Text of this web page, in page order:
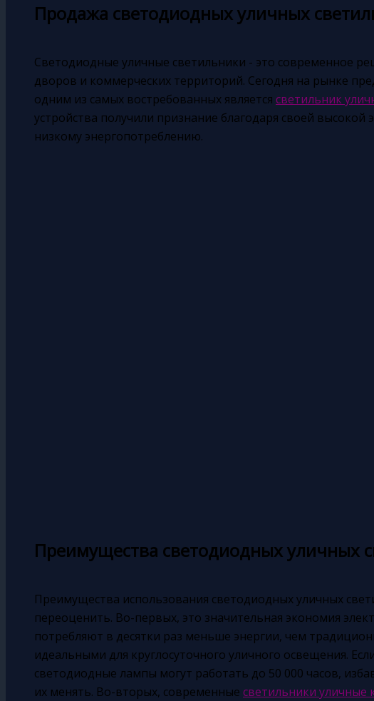
Продажа светодиодных уличных
Светодиодные уличные светильники - это современное
дворов и коммерческих территорий. Сегодня на рынке
одним из самых востребованных является светильник
устройства получили признание благодаря своей высокой
низкому энергопотреблению.
Преимущества светодиодных уличных
Преимущества использования светодиодных уличных
переоценить. Во-первых, это значительная экономия
потребляют в десятки раз меньше энергии, чем
идеальными для круглосуточного уличного освещения.
светодиодные лампы могут работать до 50 000 часов,
их менять. Во-вторых, современные светильники уличные